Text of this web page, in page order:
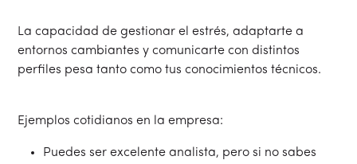
La capacidad de gestionar el estrés, adaptarte a
entornos cambiantes y comunicarte con distintos
perfiles pesa tanto como tus conocimientos técnicos.
Ejemplos cotidianos en la empresa:
Puedes ser excelente analista, pero si no sabes